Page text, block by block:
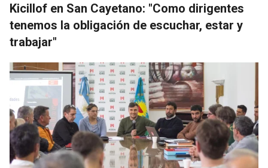
Kicillof en San Cayetano: "Como dirigentes
tenemos la obligación de escuchar, estar y
trabajar"